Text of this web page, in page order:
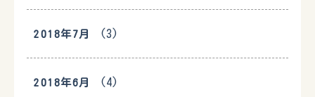
2018年7月 (3)
2018年6月 (4)